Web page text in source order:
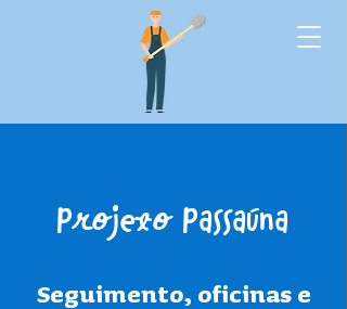
Projeto Passaúna
Seguimento, oficinas e